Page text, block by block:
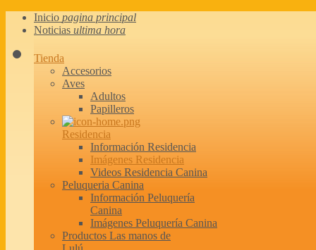
Inicio pagina principal
Noticias ultima hora
Tienda
Accesorios
Aves
Adultos
Papilleros
Residencia
Información Residencia
Imágenes Residencia
Videos Residencia Canina
Peluqueria Canina
Información Peluquería
Canina
Imágenes Peluquería Canina
Productos Las manos de